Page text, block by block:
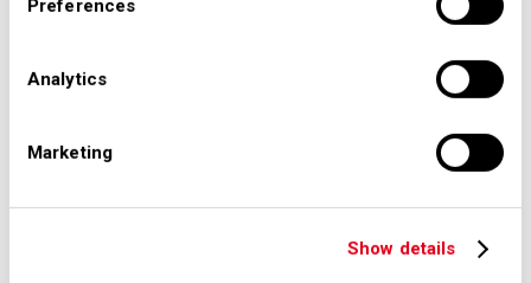
Preferences
Analytics
Marketing
Show details
Affairs Staff Services & Legal
agevolare i terzi nelle interlocuzioni
assolvendo il Referente ai compiti cui
190/2012, poiché la relativa